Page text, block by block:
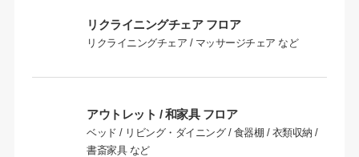
リクライニングチェア フロア
リクライニングチェア / マッサージチェア など
アウトレット / 和家具 フロア
ベッド / リビング・ダイニング / 食器棚 / 衣類収納 /
書斎家具 など